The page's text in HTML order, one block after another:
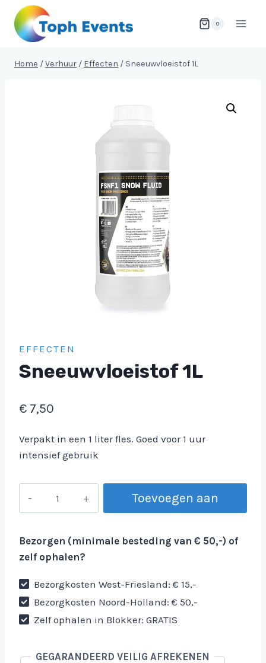
Doorgaan
naar
inhoud
0
Home /Verhuur / Effecten / Sneeuwvloeistof 1L
EFFECTEN
Sneeuwvloeistof 1L
€ 7,50
Verpakt in een 1 liter fles. Goed voor 1 uur
intensief gebruik
Toevoegen aan
Bezorgen (minimale besteding van € 50,-) of
zelf ophalen?
Bezorgkosten West-Friesland: € 15,-
Bezorgkosten Noord-Holland: € 50,-
Zelf ophalen in Blokker: GRATIS
GEGARANDEERD VEILIG AFREKENEN